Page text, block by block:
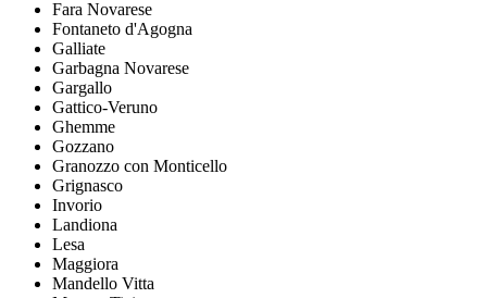
Fara Novarese
Fontaneto d'Agogna
Galliate
Garbagna Novarese
Gargallo
Gattico-Veruno
Ghemme
Gozzano
Granozzo con Monticello
Grignasco
Invorio
Landiona
Lesa
Maggiora
Mandello Vitta